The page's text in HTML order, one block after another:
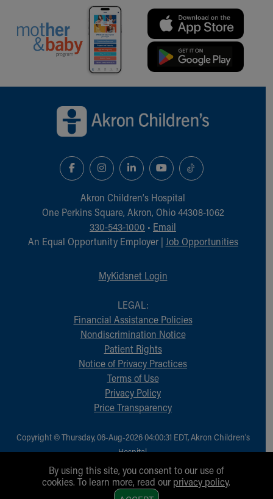
Akron Children‘s Hospital
One Perkins Square, Akron, Ohio 44308-1062
330-543-1000 • Email
An Equal Opportunity Employer | Job Opportunities
MyKidsnet Login
LEGAL:
Financial Assistance Policies
Nondiscrimination Notice
Patient Rights
Notice of Privacy Practices
Terms of Use
Privacy Policy
Price Transparency
Copyright © Thursday, 06-Aug-2026 04:00:31 EDT, Akron Children‘s
Hospital.
All Rights Reserved.
By using this site, you consent to our use of
cookies. To learn more, read our privacy policy.